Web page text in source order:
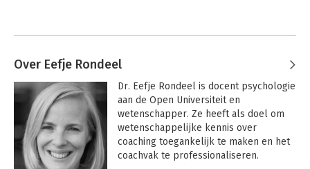
Over Eefje Rondeel
Dr. Eefje Rondeel is docent psychologie
aan de Open Universiteit en
wetenschapper. Ze heeft als doel om
wetenschappelijke kennis over
coaching toegankelijk te maken en het
coachvak te professionaliseren.